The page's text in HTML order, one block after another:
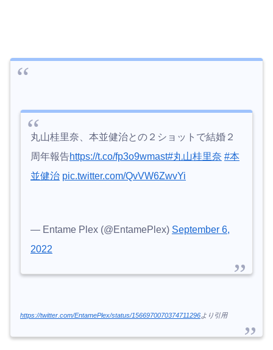
丸山桂里奈、本並健治との２ショットで結婚２
周年報告https://t.co/fp3o9wmast#丸山桂里奈 #本
並健治 pic.twitter.com/QvVW6ZwvYi
— Entame Plex (@EntamePlex) September 6,
2022
https://twitter.com/EntamePlex/status/1566970070374711296より引用